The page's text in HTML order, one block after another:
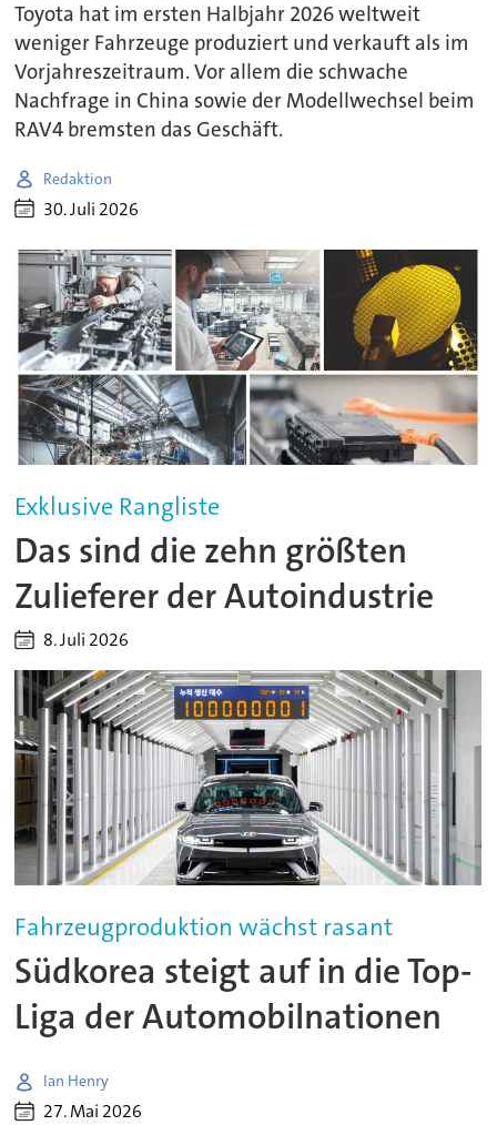
Toyota hat im ersten Halbjahr 2026 weltweit
weniger Fahrzeuge produziert und verkauft als im
Vorjahreszeitraum. Vor allem die schwache
Nachfrage in China sowie der Modellwechsel beim
RAV4 bremsten das Geschäft.
Redaktion
30. Juli 2026
Exklusive Rangliste
Das sind die zehn größten
Zulieferer der Autoindustrie
8. Juli 2026
Fahrzeugproduktion wächst rasant
Südkorea steigt auf in die Top-
Liga der Automobilnationen
Ian Henry
27. Mai 2026